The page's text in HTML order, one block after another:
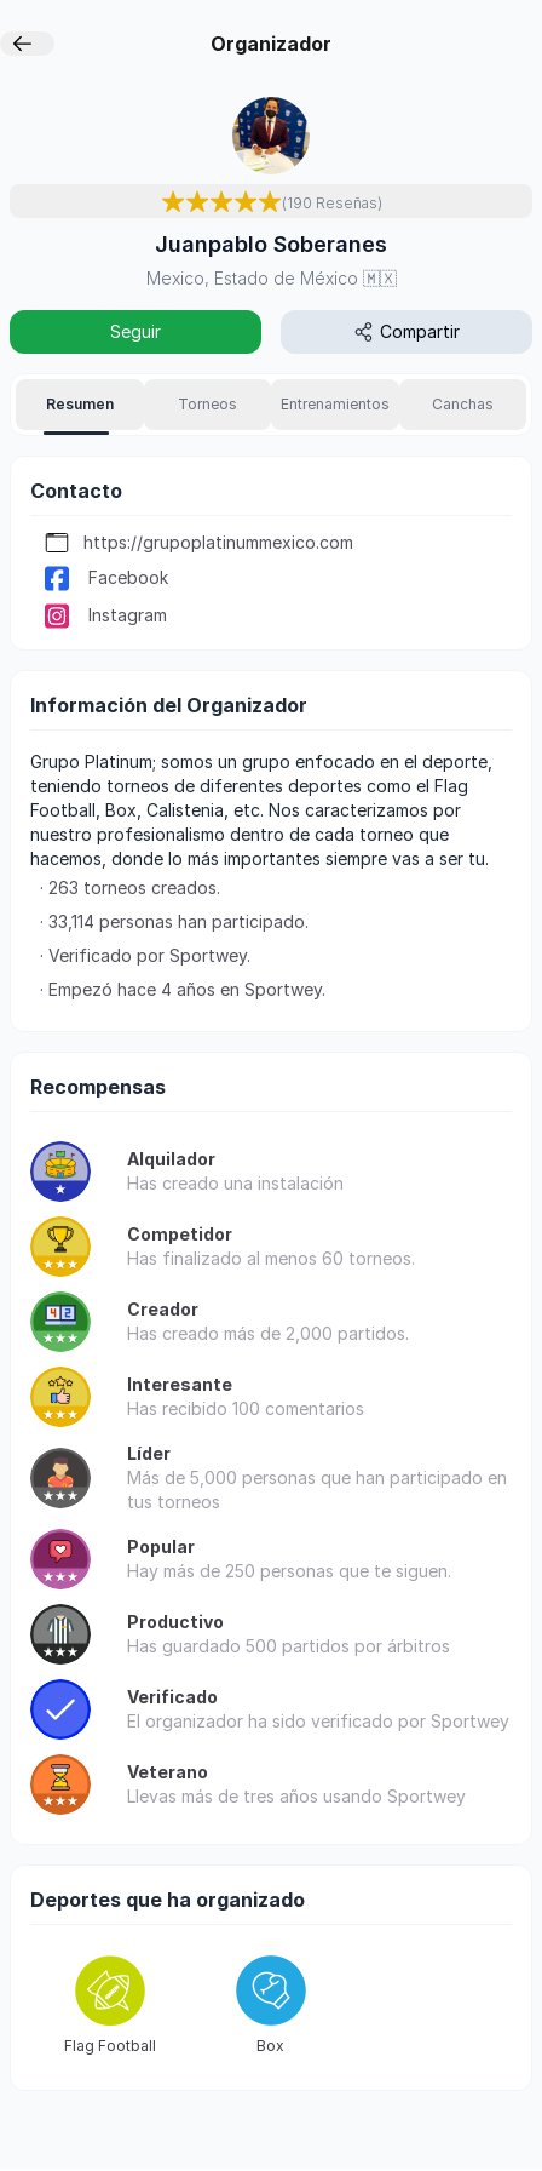
Organizador
(190 Reseñas)
Juanpablo Soberanes
Mexico, Estado de México 🇲🇽
Seguir Compartir
Resumen Torneos Entrenamientos Canchas
Contacto
https://grupoplatinummexico.com
Facebook
Instagram
Información del Organizador
Grupo Platinum; somos un grupo enfocado en el deporte,
teniendo torneos de diferentes deportes como el Flag
Football, Box, Calistenia, etc. Nos caracterizamos por
nuestro profesionalismo dentro de cada torneo que
hacemos, donde lo más importantes siempre vas a ser tu.
· 263 torneos creados.
· 33,114 personas han participado.
· Verificado por Sportwey.
· Empezó hace 4 años en Sportwey.
Recompensas
Alquilador
Has creado una instalación
Competidor
Has finalizado al menos 60 torneos.
Creador
Has creado más de 2,000 partidos.
Interesante
Has recibido 100 comentarios
Líder
Más de 5,000 personas que han participado en
tus torneos
Popular
Hay más de 250 personas que te siguen.
Productivo
Has guardado 500 partidos por árbitros
Verificado
El organizador ha sido verificado por Sportwey
Veterano
Llevas más de tres años usando Sportwey
Deportes que ha organizado
Flag Football Box